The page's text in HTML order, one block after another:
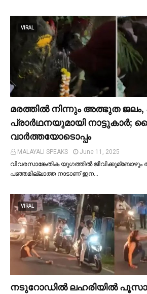
VIRAL
മരത്തില്‍ നിന്നും അത്ഭുത
പ്രാര്‍ഥനയുമായി നാട്ടുകാര്‍;
വാർത്തയോടൊപ്പം
MALAYALI SPEAKS
June 11, 2025
വിവരസാങ്കേതിക യുഗത്തില്‍
പഞ്ഞമില്ലാത്ത നാടാണ് ഇന…
VIRAL
നടുറോഡില്‍ ലഹരിയില്‍